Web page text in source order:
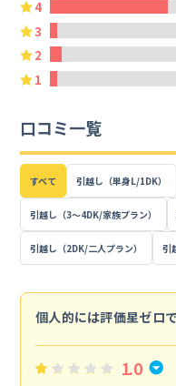
4
3
2
1
口コミ一覧
すべて 引越し（単身L/1DK）
引越し（3～4DK/家族プラン）
引越し（2DK/二人プラン） 引
個人的には評価星ゼロ
1.0